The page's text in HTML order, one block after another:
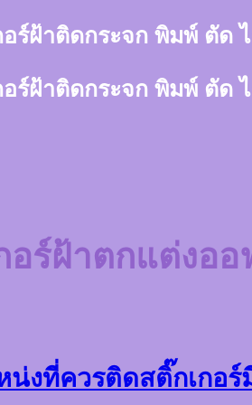
ร์ฝ้าติดกระจก พิมพ์ ตัด
ร์ฝ้าติดกระจก พิมพ์ ตัด
อร์ฝ้าตกแต่งอ
งที่ควรติดสติ๊กเกอร์